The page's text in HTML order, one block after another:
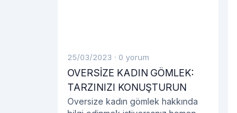
25/03/2023 · 0 yorum
OVERSİZE KADIN GÖMLEK:
TARZINIZI KONUŞTURUN
Oversize kadın gömlek hakkında